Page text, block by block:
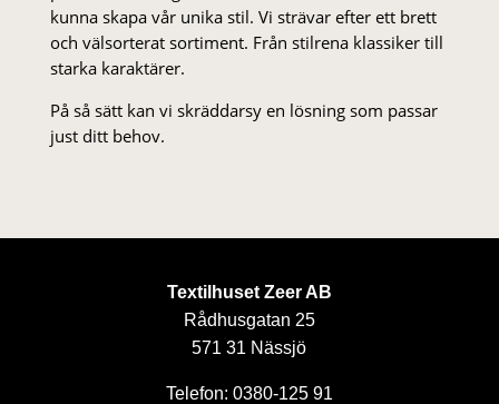
kunna skapa vår unika stil. Vi strä­var efter ett brett
och välsorterat sor­ti­ment. Från stil­rena klas­siker till
starka karaktärer.
På så sätt kan vi skräddarsy en lösning som passar
just ditt behov.
Textilhuset Zeer AB
Rådhusgatan 25
571 31 Nässjö
Telefon: 0380-125 91